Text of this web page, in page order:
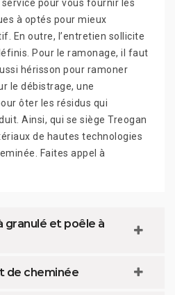
pour vous fournir les
à optés pour mieux
En outre, l’entretien sollicite
Pour le ramonage, il faut
hérisson pour ramoner
le débistrage, une
ôter les résidus qui
Ainsi, qui se siège Treogan
de hautes technologies
Faites appel à
granulé et poêle à
de cheminée